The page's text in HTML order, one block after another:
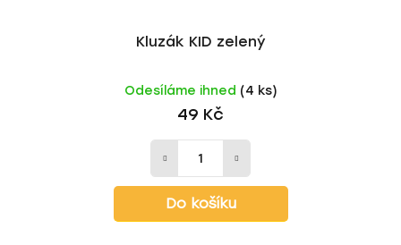
Kluzák KID zelený
Odesíláme ihned (4 ks)
49 Kč
Do košíku